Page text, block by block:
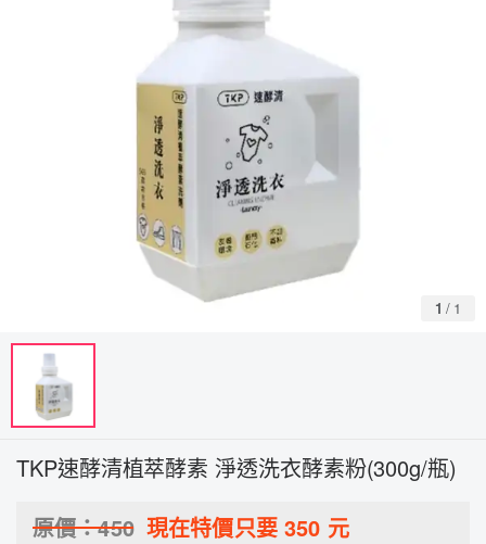
1 / 1
TKP速酵清植萃酵素 淨透洗衣酵素粉(300g/瓶)
原價：450 現在特價只要 350 元